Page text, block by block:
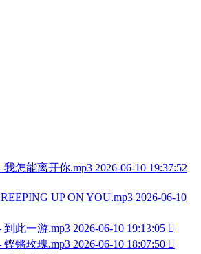
我怎能离开你.mp3 2026-06-10 19:37:52
UP ON YOU.mp3 2026-06-10
到此一游.mp3 2026-06-10 19:13:05 
铿锵玫瑰.mp3 2026-06-10 18:07:50 